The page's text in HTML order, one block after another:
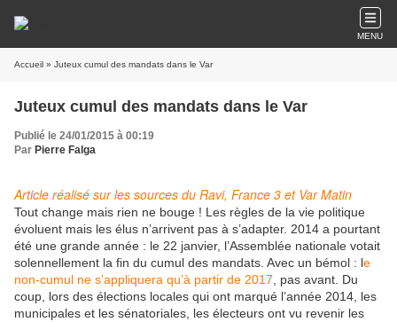
MENU
Accueil » Juteux cumul des mandats dans le Var
Juteux cumul des mandats dans le Var
Publié le 24/01/2015 à 00:19
Par Pierre Falga
Article réalisé sur les sources du Ravi, France 3 et Var Matin
Tout change mais rien ne bouge ! Les règles de la vie politique
évoluent mais les élus n’arrivent pas à s’adapter. 2014 a pourtant
été une grande année : le 22 janvier, l’Assemblée nationale votait
solennellement la fin du cumul des mandats. Avec un bémol : le
non-cumul ne s’appliquera qu’à partir de 2017 , pas avant. Du
coup, lors des élections locales qui ont marqué l’année 2014, les
municipales et les sénatoriales, les électeurs ont vu revenir les